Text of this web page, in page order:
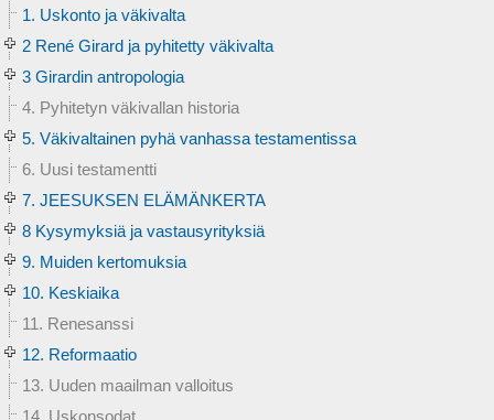
1. Uskonto ja väkivalta
2 René Girard ja pyhitetty väkivalta
3 Girardin antropologia
4. Pyhitetyn väkivallan historia
5. Väkivaltainen pyhä vanhassa testamentissa
6. Uusi testamentti
7. JEESUKSEN ELÄMÄNKERTA
8 Kysymyksiä ja vastausyrityksiä
9. Muiden kertomuksia
10. Keskiaika
11. Renesanssi
12. Reformaatio
13. Uuden maailman valloitus
14. Uskonsodat